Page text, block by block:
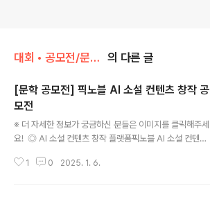
대회 • 공모전/문학 • 문예 • 네이밍 • 슬로건 의 다른 글
[문학 공모전] 픽노블 AI 소설 컨텐츠 창작 공
모전
※ 더 자세한 정보가 궁금하신 분들은 이미지를 클릭해주세
요! ◎ AI 소설 컨텐츠 창작 플랫폼픽노블 AI 소설 컨텐츠
25.01.06~2025.01.24 ◎ 참여방법첨부된 링크로 접속
1 0 2025. 1. 6.